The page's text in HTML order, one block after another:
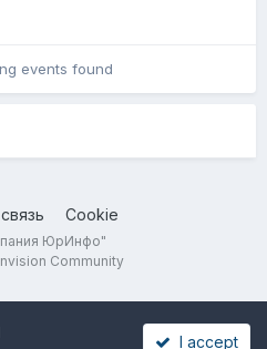
events found
Cookie
ЮрИнфо"
Community
I accept